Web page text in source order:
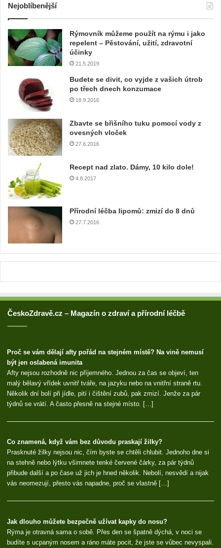
j
v
a
š
í
l
v
o
d
r
Nejoblíbenější
Rýmovník můžeme použít na rýmu i jako
repelent – Pěstování, užití, zdravotní
účinky
21.5.2019
Budete se divit, co vyjde z vašich útrob
po třech dnech konzumace
18.9.2016
Zbavte se břišního tuku pomocí vody z
ovesných vloček
27.6.2016
Recept nad zlato. Dámy, 10 kilo dole!
4.8.2017
Přírodní léčba lipomů: zmizí do 8 dnů
27.7.2016
ČeskoZdravě.cz – Magazín o zdraví a přírodní léčbě
Proč se vám dělají afty pořád na stejném místě? Na vině nemusí
být jen oslabená imunita
Afty nejsou rozhodně nic příjemného. Jednou za čas se objeví, ten
malý bělavý vřídek uvnitř tváře, na jazyku nebo na vnitřní straně rtu.
Několik dní bolí při jídle, pití i čištění zubů, pak zmizí. Jenže za pár
týdnů se vrátí. A často přesně na stejné místo. […]
Co znamená, když vám bez důvodu praskají žilky?
Prasknuté žilky nejsou nic, čím byste se chtěli chlubit. Jednoho dne si
na stehně nebo lýtku všimnete tenké červené čárky, za pár týdnů
přibude další a po čase už jich je hned několik. Nebolí, nesvědí a nijak
vás neomezují, přesto vás napadne, proč se vlastně […]
Jak dlouho můžete bezpečně užívat kapky do nosu?
Rýma je otravná sama o sobě. Přes den se špatně dýchá, v noci se
budíte s ucpaným nosem a ráno máte pocit, že jste se vůbec nevyspali.